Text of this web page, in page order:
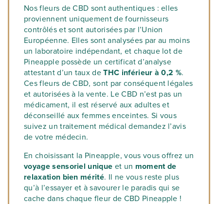
Nos fleurs de CBD sont authentiques : elles
proviennent uniquement de fournisseurs
contrôlés et sont autorisées par l’Union
Européenne. Elles sont analysées par au moins
un laboratoire indépendant, et chaque lot de
Pineapple possède un certificat d’analyse
attestant d’un taux deTHC inférieur à 0,2 %.
Ces fleurs de CBD, sont par conséquent légales
et autorisées à la vente. Le CBD n’est pas un
médicament, il est réservé aux adultes et
déconseillé aux femmes enceintes. Si vous
suivez un traitement médical demandez l’avis
de votre médecin.
En choisissant la Pineapple, vous vous offrez un
voyage sensoriel unique et un moment de
relaxation bien mérité. Il ne vous reste plus
qu’à l’essayer et à savourer le paradis qui se
cache dans chaque fleur de CBD Pineapple !